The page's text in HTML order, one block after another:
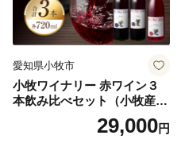
愛知県小牧市
小牧ワイナリー 赤ワイン３
本飲み比べセット（小牧産ぶ
どう100％使用）29,000円